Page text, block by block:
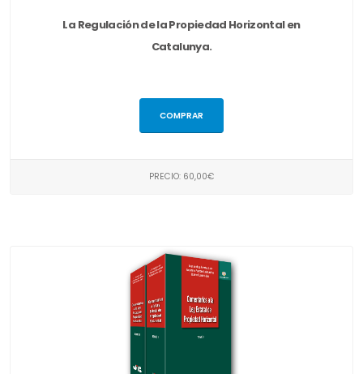
La Regulación de la Propiedad Horizontal en
Catalunya.
COMPRAR
PRECIO: 60,00€